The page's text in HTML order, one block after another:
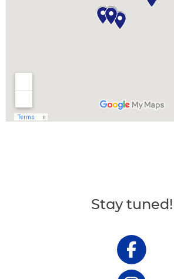
Stay tuned!